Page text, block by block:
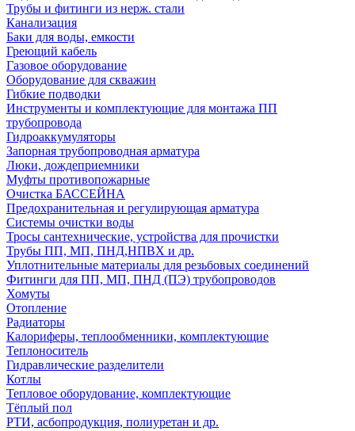
Трубы и фитинги из нерж. стали
Канализация
Баки для воды, емкости
Греющий кабель
Газовое оборудование
Оборудование для скважин
Гибкие подводки
Инструменты и комплектующие для монтажа ПП
трубопровода
Гидроаккумуляторы
Запорная трубопроводная арматура
Люки, дождеприемники
Муфты противопожарные
Очистка БАССЕЙНА
Предохранительная и регулирующая арматура
Системы очистки воды
Тросы сантехнические, устройства для прочистки
Трубы ПП, МП, ПНД,НПВХ и др.
Уплотнительные материалы для резьбовых соединений
Фитинги для ПП, МП, ПНД (ПЭ) трубопроводов
Хомуты
Отопление
Радиаторы
Калориферы, теплообменники, комплектующие
Теплоноситель
Гидравлические разделители
Котлы
Тепловое оборудование, комплектующие
Тёплый пол
РТИ, асбопродукция, полиуретан и др.